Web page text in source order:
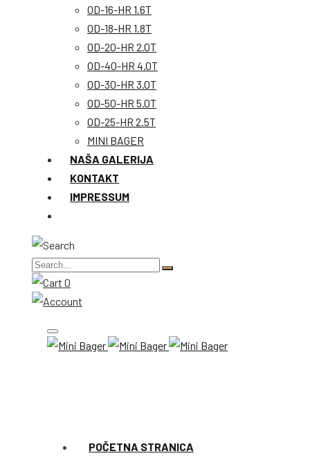
OD-16-HR 1.6T
OD-18-HR 1.8T
OD-20-HR 2.0T
OD-40-HR 4.0T
OD-30-HR 3.0T
OD-50-HR 5.0T
OD-25-HR 2.5T
MINI BAGER
NAŠA GALERIJA
KONTAKT
IMPRESSUM
0
POČETNA STRANICA